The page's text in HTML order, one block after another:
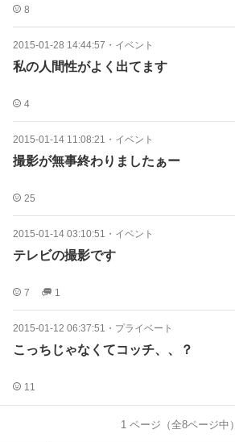
8
2015-01-28 14:44:57 ・ イベント
私の人間性がよく出てます
4
2015-01-14 11:08:21 ・ イベント
撮影が無事終わりましたぁー
25
2015-01-14 03:10:51 ・ イベント
テレビの撮影です
7 1
2015-01-12 06:37:51 ・ プライベート
こっちじゃなくてコッチ、、？
11
1 ページ（全8ページ中）